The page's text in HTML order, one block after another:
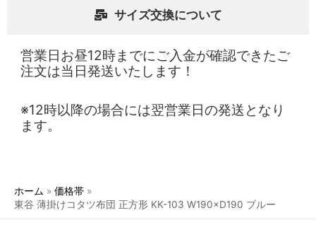
サイズ交換について
営業日お昼12時までにご入金が確認できたご
注文は当日発送いたします！
※12時以降の場合には翌営業日の発送となり
ます。
ホーム
価格帯
東谷 薄掛けコタツ布団 正方形 KK-103 W190×D190 ブルー